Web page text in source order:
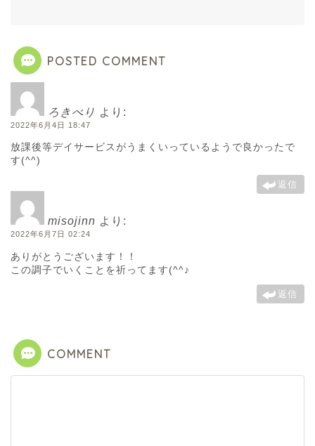
POSTED COMMENT
ろきべり より:
2022年6月4日 18:47
放課後等デイサービスがうまくいっているようで良かったで
す(^^)
返信
misojinn より:
2022年6月7日 02:24
ありがとうございます！！
この調子でいくことを祈ってます(^^♪
返信
COMMENT